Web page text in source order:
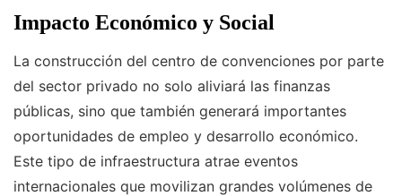
Impacto Económico y Social
La construcción del centro de convenciones por parte
del sector privado no solo aliviará las finanzas
públicas, sino que también generará importantes
oportunidades de empleo y desarrollo económico.
Este tipo de infraestructura atrae eventos
internacionales que movilizan grandes volúmenes de